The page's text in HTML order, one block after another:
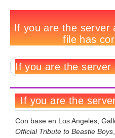
inspirado
Boys
Con base en Los Angeles,
Official Tribute to Beastie Boys,
relacionadas:
hay